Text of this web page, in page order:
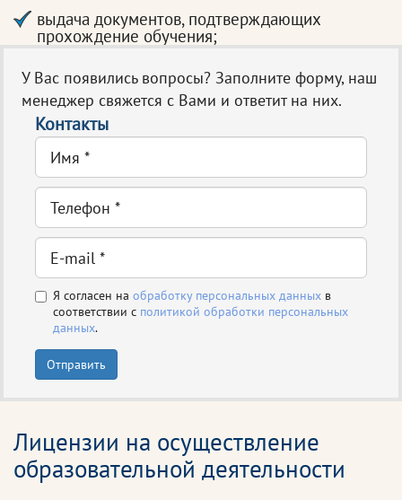
выдача документов, подтверждающих
прохождение обучения;
У Вас появились вопросы? Заполните форму, наш
менеджер свяжется с Вами и ответит на них.
Контакты
Я согласен на обработку персональных данных в
соответствии с политикой обработки персональных
данных.
Отправить
Лицензии на осуществление
образовательной деятельности